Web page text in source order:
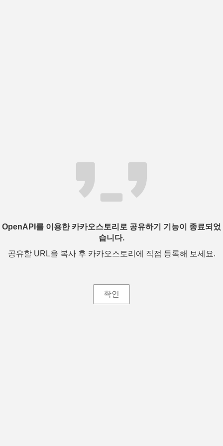
OpenAPI를 이용한 카카오스토리로 공유하기 기능이 종료되었
습니다.
공유할 URL을 복사 후 카카오스토리에 직접 등록해 보세요.
확인